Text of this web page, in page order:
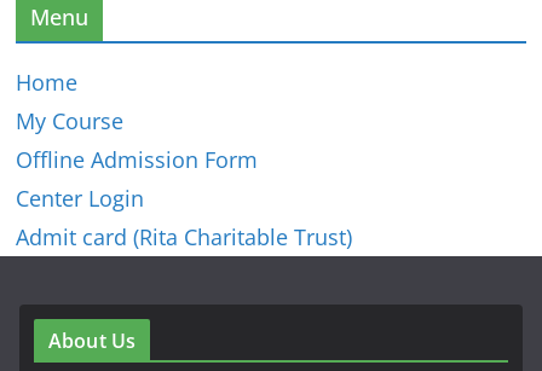
Menu
Home
My Course
Offline Admission Form
Center Login
Admit card (Rita Charitable Trust)
About Us